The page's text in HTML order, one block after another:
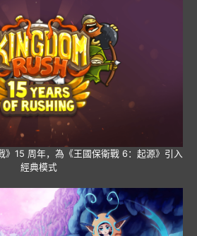
》15 周年，為《王國保衛戰 6：起源》引入
經典模式